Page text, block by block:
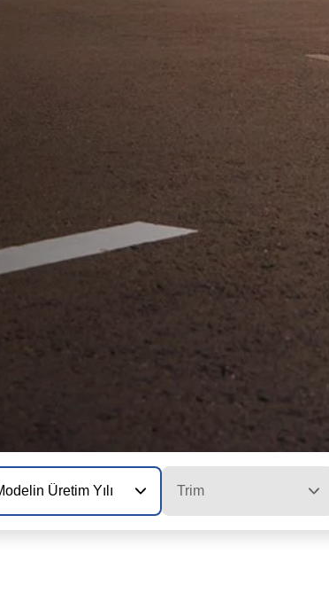
Üretim Yılı Trim